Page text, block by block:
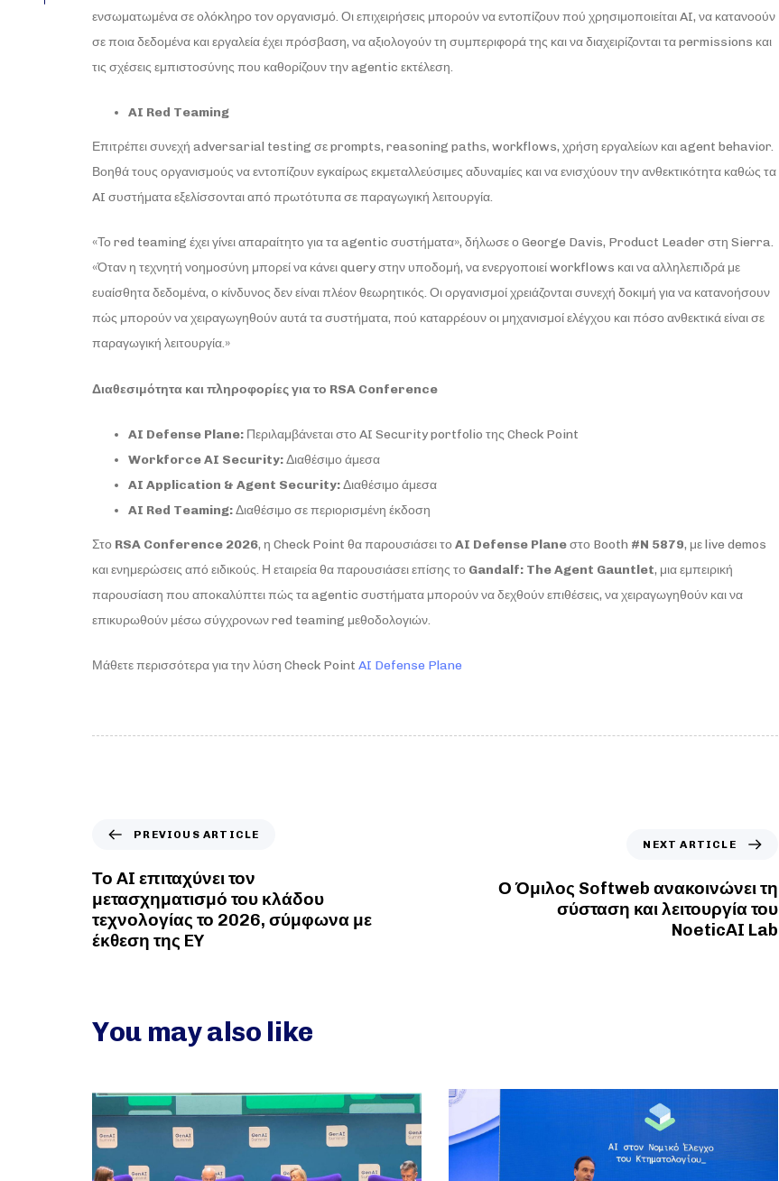
ενσωματωμένα σε ολόκληρο τον οργανισμό. Οι επιχειρήσεις μπορούν να εντοπίζουν πού χρησιμοποιείται AI, να κατανοούν
σε ποια δεδομένα και εργαλεία έχει πρόσβαση, να αξιολογούν τη συμπεριφορά της και να διαχειρίζονται τα permissions και
τις σχέσεις εμπιστοσύνης που καθορίζουν την agentic εκτέλεση.
AI Red Teaming
Επιτρέπει συνεχή adversarial testing σε prompts, reasoning paths, workflows, χρήση εργαλείων και agent behavior.
Βοηθά τους οργανισμούς να εντοπίζουν εγκαίρως εκμεταλλεύσιμες αδυναμίες και να ενισχύουν την ανθεκτικότητα καθώς τα
AI συστήματα εξελίσσονται από πρωτότυπα σε παραγωγική λειτουργία.
«Το red teaming έχει γίνει απαραίτητο για τα agentic συστήματα», δήλωσε ο George Davis, Product Leader στη Sierra.
«Όταν η τεχνητή νοημοσύνη μπορεί να κάνει query στην υποδομή, να ενεργοποιεί workflows και να αλληλεπιδρά με
ευαίσθητα δεδομένα, ο κίνδυνος δεν είναι πλέον θεωρητικός. Οι οργανισμοί χρειάζονται συνεχή δοκιμή για να κατανοήσουν
πώς μπορούν να χειραγωγηθούν αυτά τα συστήματα, πού καταρρέουν οι μηχανισμοί ελέγχου και πόσο ανθεκτικά είναι σε
παραγωγική λειτουργία.»
Διαθεσιμότητα και πληροφορίες για το RSA Conference
AI Defense Plane: Περιλαμβάνεται στο AI Security portfolio της Check Point
Workforce AI Security:Διαθέσιμο άμεσα
AI Application & Agent Security:Διαθέσιμο άμεσα
AI Red Teaming:Διαθέσιμο σε περιορισμένη έκδοση
Στο RSA Conference 2026, η Check Point θα παρουσιάσει τοAI Defense Planeστο Booth #N 5879, με live demos
και ενημερώσεις από ειδικούς. Η εταιρεία θα παρουσιάσει επίσης το Gandalf: TheAgent Gauntlet, μια εμπειρική
παρουσίαση που αποκαλύπτει πώς τα agentic συστήματα μπορούν να δεχθούν επιθέσεις, να χειραγωγηθούν και να
επικυρωθούν μέσω σύγχρονων red teaming μεθοδολογιών.
Μάθετε περισσότερα για την λύση Check Point AI Defense Plane
PREVIOUS ARTICLE
Το AI επιταχύνει τον
μετασχηματισμό του κλάδου
τεχνολογίας το 2026, σύμφωνα με
έκθεση της EY
NEXT ARTICLE
Ο Όμιλος Softweb ανακοινώνει τη
σύσταση και λειτουργία του
NoeticAI Lab
You may also like